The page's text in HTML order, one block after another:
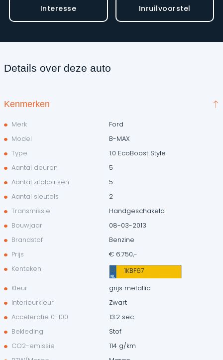
Interesse Inruilvoorstel
Details over deze auto
Kenmerken
Merk
Ford
Model
B-MAX
Type
1.0 EcoBoost Style
Aantal deuren
5
Aantal zitplaatsen
5
Aantal sleutels
2
Transmissie
Handgeschakeld
Bouwjaar
08-03-2013
Brandstof
Benzine
Prijs
€ 6.750,-
Kenteken
1KBF67
Kleur
grijs metallic
Interieurkleur
Zwart
Acceleratie 0-100
13.2 sec.
Bekleding
Stof
CO2-emissie
114 g/km